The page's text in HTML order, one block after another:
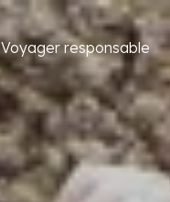
Voyager responsable